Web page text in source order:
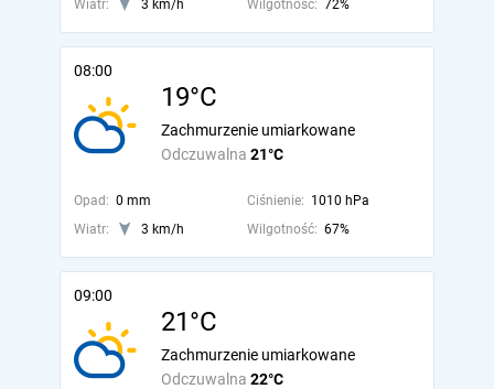
Wiatr: 3 km/h Wilgotność: 72%
08:00
19°C
Odczuwalna 21°C
Zachmurzenie umiarkowane
Opad: 0 mm Ciśnienie: 1010 hPa
Wiatr:
3 km/h Wilgotność: 67%
09:00
21°C
Odczuwalna 22°C
Zachmurzenie umiarkowane